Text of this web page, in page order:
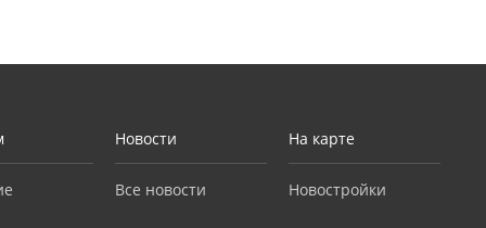
Новости
Все новости
На карте
Новостройки